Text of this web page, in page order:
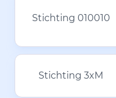
Stichting 010010
Stichting 3xM